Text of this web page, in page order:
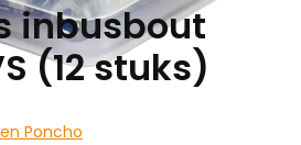
inbusbout
(12 stuks)
Poncho